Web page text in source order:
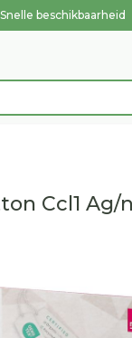
Snelle beschikbaarheid
Ccl1 Ag/